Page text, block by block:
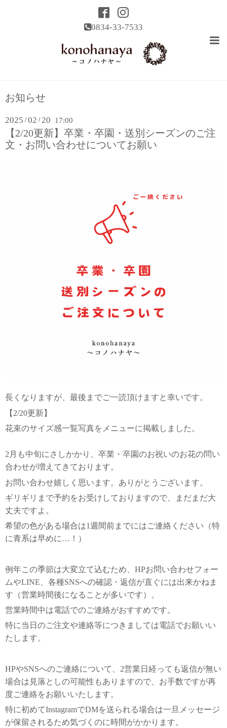
0834-33-7533
お知らせ
2025 /02 /20 17:00
【2/20更新】卒業・卒園・送別シーズンのご注
文・お問い合わせについてお願い
長くなりますが、最後までご一読頂けますと幸いです。
【2/20更新】⁡
花束のサイズ感一覧写真をメニューに掲載しました。
2月も中旬にさしかかり、卒業・卒園のお祝いのお花の問い
合わせが増えてきております。
お問い合わせ嬉しく思います。ありがとうございます。
ギリギリまで予約をお受けしておりますので、まだまだ大
丈夫ですよ。
希望の色がある場合は1週間前までにはご連絡ください（特
に青系は早めに…！）
例年この季節は大変立て込むため、HPお問い合わせフォー
ムやLINE、各種SNSへの確認・返信が直ぐには出来かねま
す（営業時間後になることが多いです）。
営業時間中は電話でのご連絡がおすすめです。
特に当日のご注文や連絡等につきましては電話でお願いい
たします。
HPやSNSへのご連絡について、2営業日経っても返信が無い
場合は見落としの可能性もありますので、お手数ですが再
度ご連絡をお願いいたします。
特に初めてInstagramでDMを送られる場合は一旦メッセージ
が保留されるため気づくのに時間がかかります。